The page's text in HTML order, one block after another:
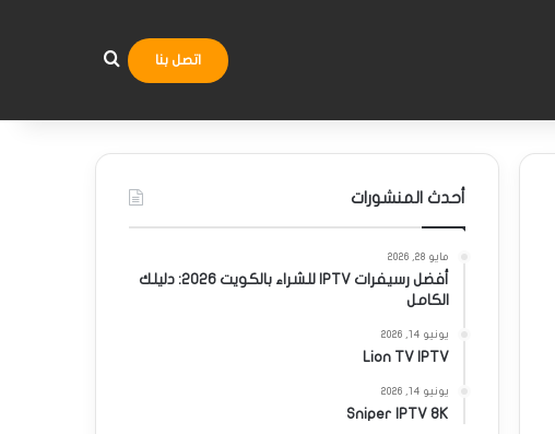
اتصل بنا بحث عن
أحدث المنشورات
مايو 28, 2026
أفضل رسيفرات IPTV للشراء بالكويت 2026: دليلك
الكامل
يونيو 14, 2026
Lion TV IPTV
يونيو 14, 2026
Sniper IPTV 8K